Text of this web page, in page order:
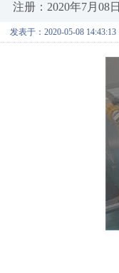
注册：2020年7月08日
发表于：2020-05-08 14:43:13